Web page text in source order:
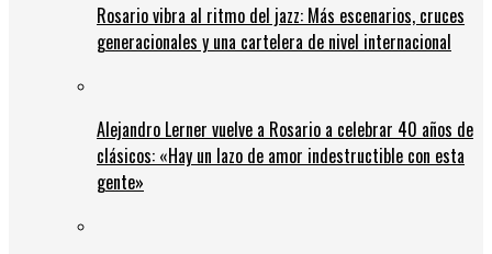
Rosario vibra al ritmo del jazz: Más escenarios, cruces
generacionales y una cartelera de nivel internacional
Alejandro Lerner vuelve a Rosario a celebrar 40 años de
clásicos: «Hay un lazo de amor indestructible con esta
gente»